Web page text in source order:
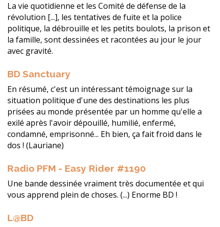
La vie quotidienne et les Comité de défense de la
révolution [...], les tentatives de fuite et la police
politique, la débrouille et les petits boulots, la prison et
la famille, sont dessinées et racontées au jour le jour
avec gravité.
BD Sanctuary
En résumé, c'est un intéressant témoignage sur la
situation politique d'une des destinations les plus
prisées au monde présentée par un homme qu'elle a
exilé après l'avoir dépouillé, humilié, enfermé,
condamné, emprisonné... Eh bien, ça fait froid dans le
dos ! (Lauriane)
Radio PFM - Easy Rider #1190
Une bande dessinée vraiment très documentée et qui
vous apprend plein de choses. (...) Enorme BD !
L@BD